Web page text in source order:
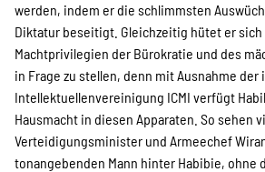
werden, indem er die schlimmsten
Diktatur beseitigt. Gleichzeitig hütet er sich
Machtprivilegien der Bürokratie und des
in Frage zu stellen, denn mit Ausnahme der
Intellektuellenvereinigung ICMI verfügt
Hausmacht in diesen Apparaten. So sehen
Verteidigungsminister und Armeechef
tonangebenden Mann hinter Habibie, ohne